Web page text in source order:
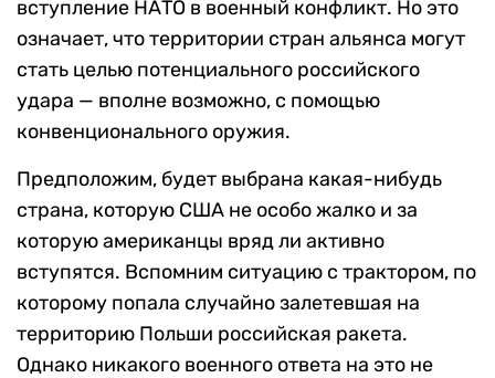
вступление НАТО в военный конфликт. Но это
означает, что территории стран альянса могут
стать целью потенциального российского
удара — вполне возможно, с помощью
конвенционального оружия.
Предположим, будет выбрана какая-нибудь
страна, которую США не особо жалко и за
которую американцы вряд ли активно
вступятся. Вспомним ситуацию с трактором, по
которому попала случайно залетевшая на
территорию Польши российская ракета.
Однако никакого военного ответа на это не